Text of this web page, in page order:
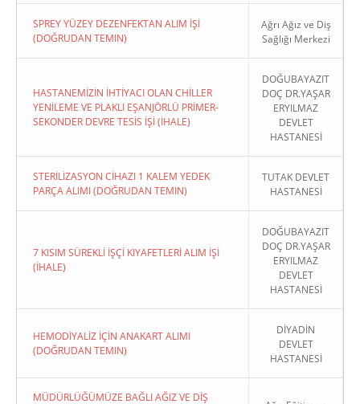
SPREY YÜZEY DEZENFEKTAN ALIM İŞİ
(DOĞRUDAN TEMIN)
Ağrı Ağız ve Diş
Sağlığı Merkezi
HASTANEMİZİN İHTİYACI OLAN CHİLLER
YENİLEME VE PLAKLI EŞANJÖRLÜ PRİMER-
SEKONDER DEVRE TESİS İŞİ (İHALE)
DOĞUBAYAZIT
DOÇ DR.YAŞAR
ERYILMAZ
DEVLET
HASTANESİ
STERİLİZASYON CİHAZI 1 KALEM YEDEK
PARÇA ALIMI (DOĞRUDAN TEMIN)
TUTAK DEVLET
HASTANESİ
7 KISIM SÜREKLİ İŞÇİ KIYAFETLERİ ALIM İŞİ
(İHALE)
DOĞUBAYAZIT
DOÇ DR.YAŞAR
ERYILMAZ
DEVLET
HASTANESİ
HEMODİYALİZ İÇİN ANAKART ALIMI
(DOĞRUDAN TEMIN)
DİYADİN
DEVLET
HASTANESİ
MÜDÜRLÜĞÜMÜZE BAĞLI AĞIZ VE DİŞ